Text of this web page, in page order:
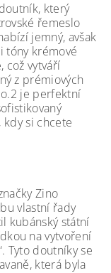
který
řemeslo
jemný, avšak
tóny krémové
což vytváří
z prémiových
je perfektní
si chcete
Zino
vlastní řady
kubánský státní
na vytvoření
Tyto doutníky se
která byla